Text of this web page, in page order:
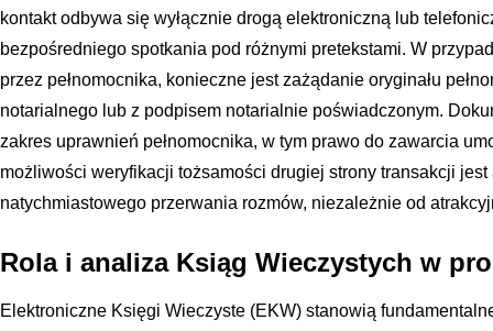
kontakt odbywa się wyłącznie drogą elektroniczną lub
bezpośredniego spotkania pod różnymi pretekstami. W
przez pełnomocnika, konieczne jest zażądanie oryginału
notarialnego lub z podpisem notarialnie poświadczonym.
zakres uprawnień pełnomocnika, w tym prawo do zawarcia
możliwości weryfikacji tożsamości drugiej strony transakcji jest
natychmiastowego przerwania rozmów, niezależnie od
Rola i analiza Ksiąg Wieczystych w
Elektroniczne Księgi Wieczyste (EKW) stanowią